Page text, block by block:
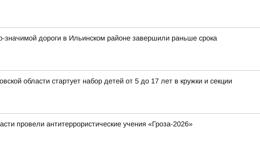
значимой дороги в Ильинском районе завершили раньше срока
области стартует набор детей от 5 до 17 лет в кружки и секции
провели антитеррористические учения «Гроза-2026»